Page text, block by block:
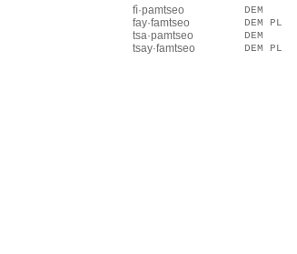
fì·pamtseo
DEM
fay·famtseo
DEM PL
tsa·pamtseo
DEM
tsay·famtseo
DEM PL